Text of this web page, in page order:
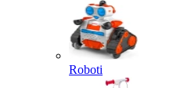
Roboti